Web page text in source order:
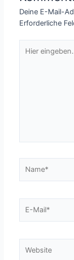
Deine E-Mail-
Erforderliche
eingeben…
Mail*